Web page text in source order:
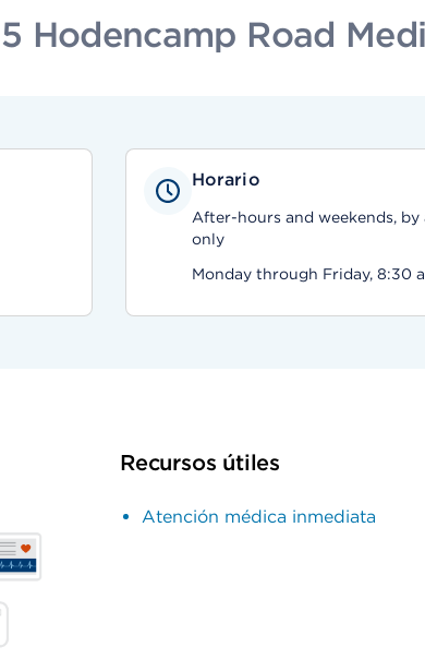
Hodencamp Road
Horario
After-hours and weekends,
only
Monday through Friday, 8:30
Recursos útiles
Atención médica inmediata